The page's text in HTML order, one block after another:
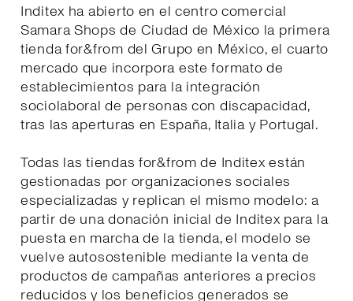
Inditex ha abierto en el centro comercial
Samara Shops de Ciudad de México la primera
tienda for&from del Grupo en México, el cuarto
mercado que incorpora este formato de
establecimientos para la integración
sociolaboral de personas con discapacidad,
tras las aperturas en España, Italia y Portugal.
Todas las tiendas for&from de Inditex están
gestionadas por organizaciones sociales
especializadas y replican el mismo modelo: a
partir de una donación inicial de Inditex para la
puesta en marcha de la tienda, el modelo se
vuelve autosostenible mediante la venta de
productos de campañas anteriores a precios
reducidos y los beneficios generados se